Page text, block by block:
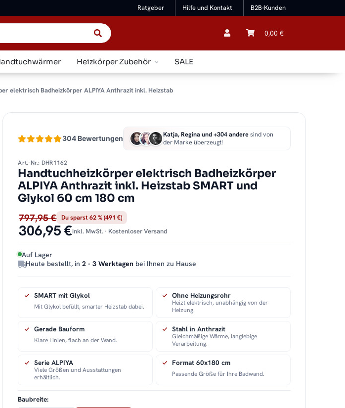
Ratgeber Hilfe und Kontakt B2B-Kunden
0,00 €
Heizkörper Zubehör SALE
elektrisch Badheizkörper ALPIYA Anthrazit inkl. Heizstab
304 Bewertungen Katja, Regina und +304 anderesind von
der Marke überzeugt!
Art.-Nr.: DHR1162
Handtuchheizkörper elektrisch Badheizkörper
ALPIYA Anthrazit inkl. Heizstab SMART und
Glykol 60 cm 180 cm
797,95 € Du sparst 62 % (491 €)
306,95 €inkl. MwSt. · Kostenloser Versand
Auf Lager
Heute bestellt, in2 - 3 Werktagen bei Ihnen zu Hause
SMART mit Glykol
Mit Glykol befüllt, smarter Heizstab dabei.
Ohne Heizungsrohr
Heizt elektrisch, unabhängig von der
Heizung.
Gerade Bauform
Klare Linien, flach an der Wand.
Stahl in Anthrazit
Gleichmäßige Wärme, langlebige
Verarbeitung.
Serie ALPIYA
Viele Größen und Ausstattungen
erhältlich.
Format 60x180 cm
Passende Größe für Ihre Badwand.
Baubreite: